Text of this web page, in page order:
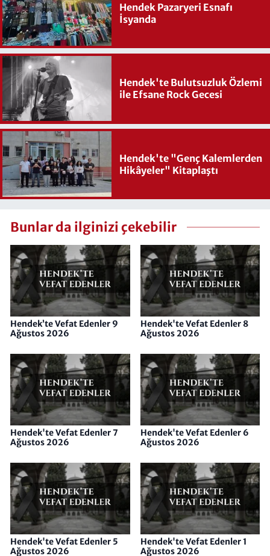
Hendek Pazaryeri Esnafı
İsyanda
Hendek'te Bulutsuzluk Özlemi
ile Efsane Rock Gecesi
Hendek'te "Genç Kalemlerden
Hikâyeler" Kitaplaştı
Bunlar da ilginizi çekebilir
Hendek’te Vefat Edenler 9
Ağustos 2026
Hendek'te Vefat Edenler 8
Ağustos 2026
Hendek'te Vefat Edenler 7
Ağustos 2026
Hendek'te Vefat Edenler 6
Ağustos 2026
Hendek'te Vefat Edenler 5
Ağustos 2026
Hendek'te Vefat Edenler 1
Ağustos 2026